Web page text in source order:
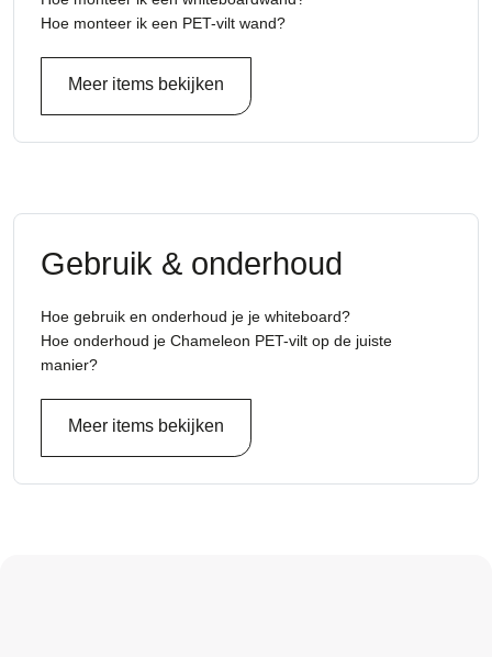
Hoe monteer ik een PET-vilt wand?
Meer items bekijken
Gebruik & onderhoud
Hoe gebruik en onderhoud je je whiteboard?
Hoe onderhoud je Chameleon PET-vilt op de juiste
manier?
Meer items bekijken